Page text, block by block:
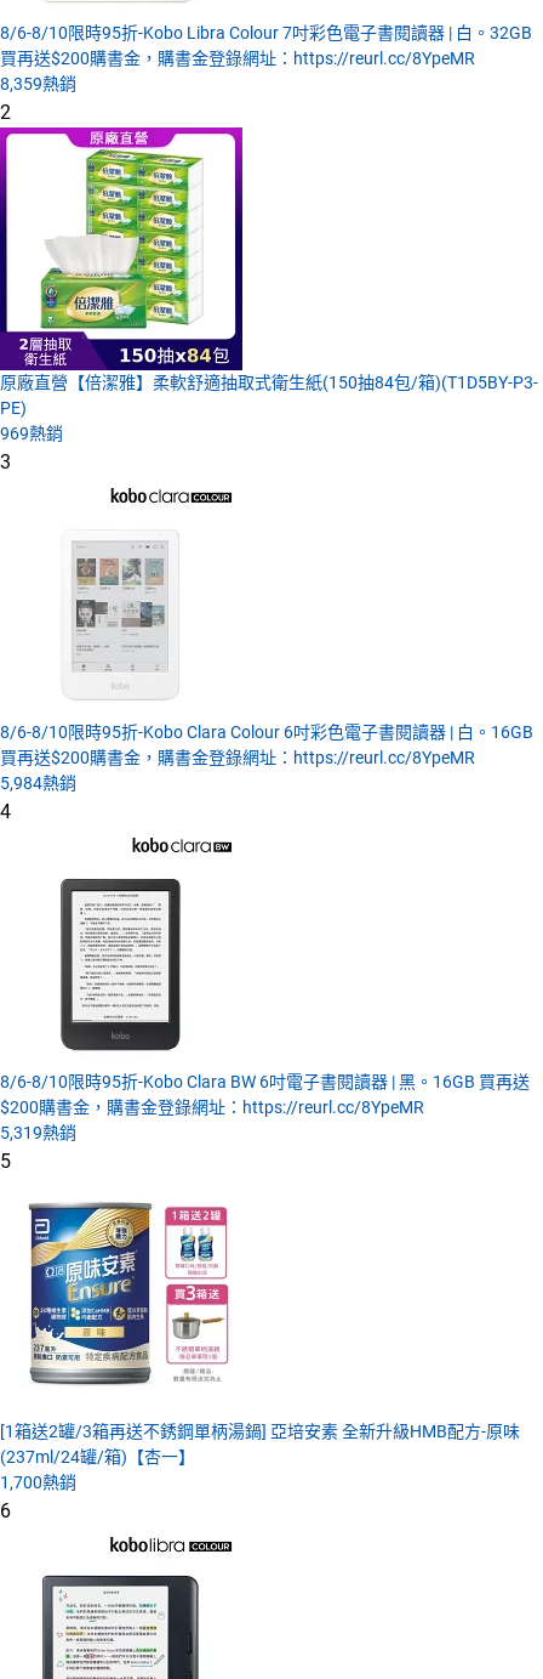
8/6-8/10限時95折-Kobo Libra Colour 7吋彩色電子書閱讀器 | 白。32GB
買再送$200購書金，購書金登錄網址：https://reurl.cc/8YpeMR
8,359熱銷
2
原廠直營【倍潔雅】柔軟舒適抽取式衛生紙(150抽84包/箱)(T1D5BY-P3-
PE)
969熱銷
3
8/6-8/10限時95折-Kobo Clara Colour 6吋彩色電子書閱讀器 | 白。16GB
買再送$200購書金，購書金登錄網址：https://reurl.cc/8YpeMR
5,984熱銷
4
8/6-8/10限時95折-Kobo Clara BW 6吋電子書閱讀器 | 黑。16GB 買再送
$200購書金，購書金登錄網址：https://reurl.cc/8YpeMR
5,319熱銷
5
[1箱送2罐/3箱再送不銹鋼單柄湯鍋] 亞培安素 全新升級HMB配方-原味
(237ml/24罐/箱)【杏一】
1,700熱銷
6